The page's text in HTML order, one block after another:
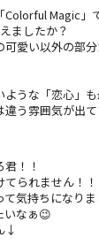
Magic」
ましたか？
愛い以外の部
うな「恋心」も
う雰囲気が出
！！
られません！！
て気持ちになり
いなぁ😉
↓